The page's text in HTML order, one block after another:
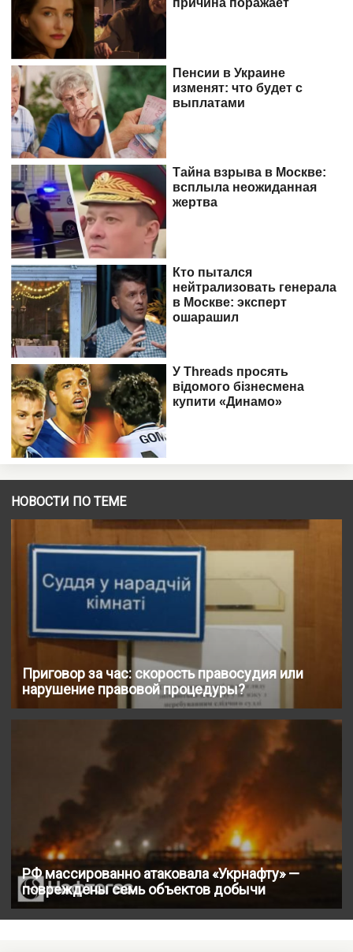
НОВОСТИ ПО ТЕМЕ
Приговор за час: скорость правосудия или
нарушение правовой процедуры?
РФ массированно атаковала «Укрнафту» —
повреждены семь объектов добычи